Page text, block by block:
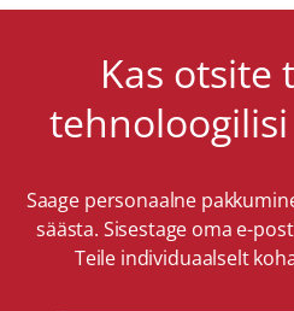
Kas otsite
Saage personaalne
säästa. Sisestage oma e-
Teile individuaalselt